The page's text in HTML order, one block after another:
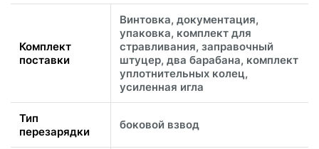
Комплект
поставки
Винтовка, документация,
упаковка, комплект для
стравливания, заправочный
штуцер, два барабана, комплект
уплотнительных колец,
усиленная игла
Тип
перезарядки
боковой взвод